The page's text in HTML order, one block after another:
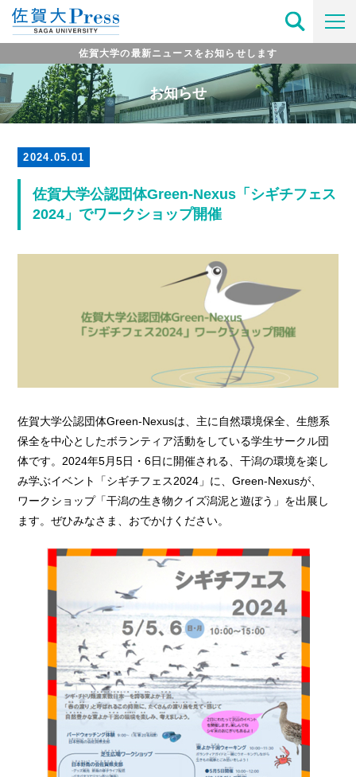
佐賀大学の最新ニュースをお知らせします
お知らせ
2024.05.01
佐賀大学公認団体Green-Nexus「シギチフェス
2024」でワークショップ開催
佐賀大学公認団体Green-Nexusは、主に自然環境保全、生態系
保全を中心としたボランティア活動をしている学生サークル団
体です。2024年5月5日・6日に開催される、干潟の環境を楽し
み学ぶイベント「シギチフェス2024」に、Green-Nexusが、
ワークショップ「干潟の生き物クイズ潟泥と遊ぼう」を出展し
ます。ぜひみなさま、おでかけください。